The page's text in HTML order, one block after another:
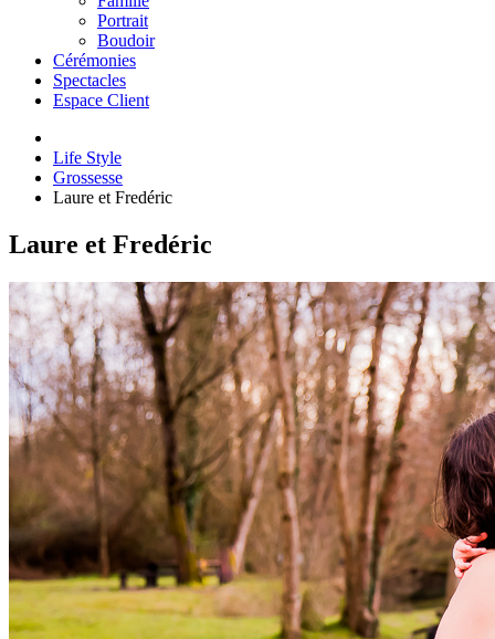
Portrait
Boudoir
Cérémonies
Spectacles
Espace Client
Life Style
Grossesse
Laure et Fredéric
Laure et Fredéric